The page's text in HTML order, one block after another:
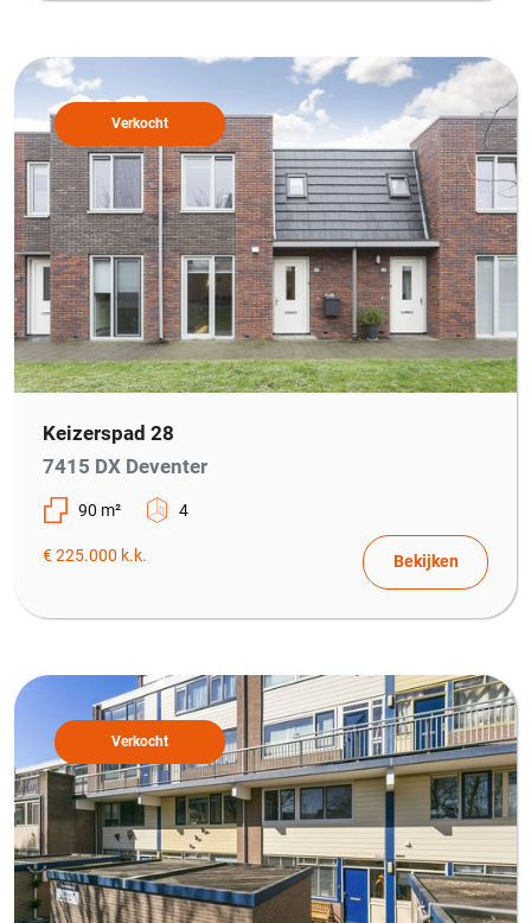
Verkocht
Keizerspad 28
7415 DX Deventer
90 m² 4
€ 225.000 k.k. Bekijken
Verkocht